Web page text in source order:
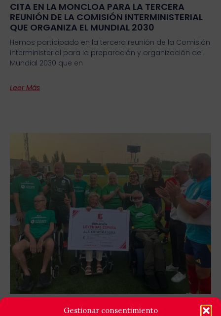
Gestionar consentimiento
CITA EN LA MONCLOA PARA LA TERCERA
REUNIÓN DE LA COMISIÓN INTERMINISTERIAL
QUE ORGANIZA EL MUNDIAL 2030
Hemos participado en la tercera reunión de la Comisión
Interministerial para la preparación y organización del
Mundial 2030 que en
Leer Más
GOLES X LA ELA: LEYENDAS ESPAÑA Y EQUIPO